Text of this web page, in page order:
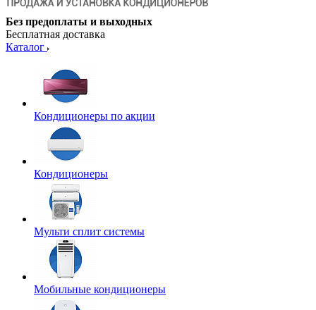
Без предоплаты и выходных
Бесплатная доставка
Каталог
Кондиционеры по акции
Кондиционеры
Мульти сплит системы
Мобильные кондиционеры